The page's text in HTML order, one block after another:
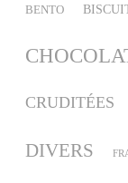
BENTO
CRUDITÉES
DIVERS